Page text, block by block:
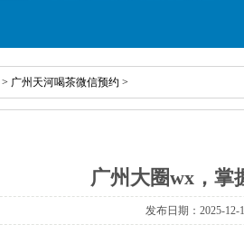
> 广州天河喝茶微信预约 >
广州大圈wx，掌
发布日期：2025-